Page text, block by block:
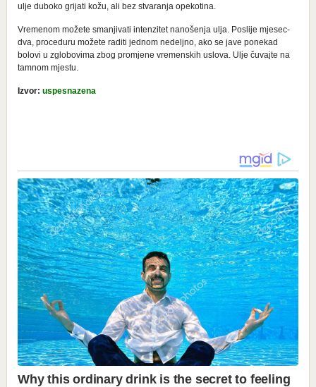
ulje duboko grijati kožu, ali bez stvaranja opekotina.
Vremenom možete smanjivati intenzitet nanošenja ulja. Poslije mjesec-
dva, proceduru možete raditi jednom nedeljno, ako se jave ponekad
bolovi u zglobovima zbog promjene vremenskih uslova. Ulje čuvajte na
tamnom mjestu.
Izvor: uspesnazena